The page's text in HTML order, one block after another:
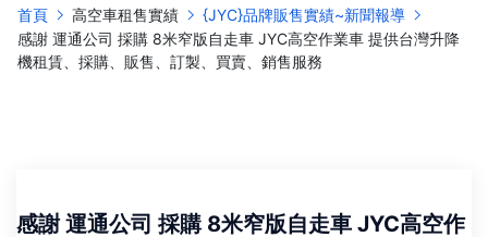
首頁 高空車租售實績
{JYC}品牌販售實績~新聞報導
感謝 運通公司 採購 8米窄版自走車 JYC高空作業車 提供台灣升降
機租賃、採購、販售、訂製、買賣、銷售服務
感謝 運通公司 採購 8米窄版自走車 JYC高空作